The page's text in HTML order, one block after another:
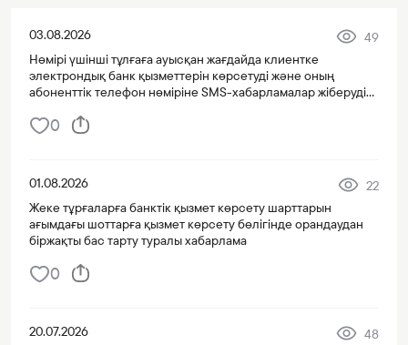
03.08.2026
49
Нөмірі үшінші тұлғаға ауысқан жағдайда клиентке
электрондық банк қызметтерін көрсетуді және оның
абоненттік телефон нөміріне SMS-хабарламалар жіберуді
0
01.08.2026
22
Жеке тұрғаларға банктік қызмет көрсету шарттарын
ағымдағы шоттарға қызмет көрсету бөлігінде орандаудан
біржақты бас тарту туралы хабарлама
0
20.07.2026
48